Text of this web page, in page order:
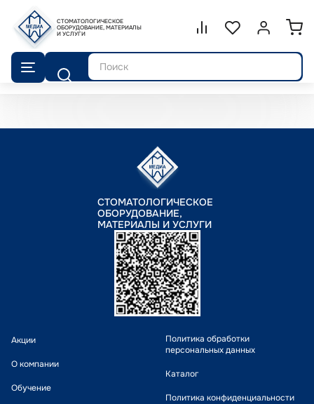
СТОМАТОЛОГИЧЕСКОЕ
ОБОРУДОВАНИЕ, МАТЕРИАЛЫ
И УСЛУГИ
Сравнение.
СписокВойти или
Поиск
СТОМАТОЛОГИЧЕСКОЕ
ОБОРУДОВАНИЕ,
МАТЕРИАЛЫ И УСЛУГИ
Акции
О компании
Обучение
Политика обработки
персональных данных
Каталог
Политика конфиденциальности